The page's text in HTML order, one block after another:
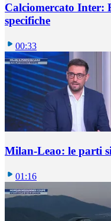
Calciomercato Inter:
specifiche
00:33
Milan-Leao: le parti
01:16